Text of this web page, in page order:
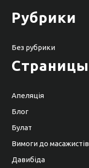
Рубрики
Без рубрики
Страницы
Апеляція
Блог
Булат
Вимоги до масажистів
Давибіда